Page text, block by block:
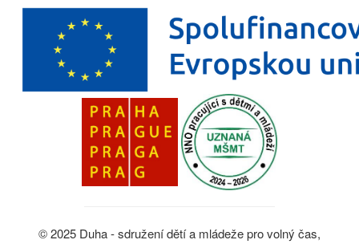
© 2025 Duha - sdružení dětí a mládeže pro volný čas,